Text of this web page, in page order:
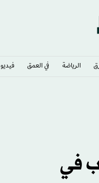
الرياضة في العمق فيديو
في